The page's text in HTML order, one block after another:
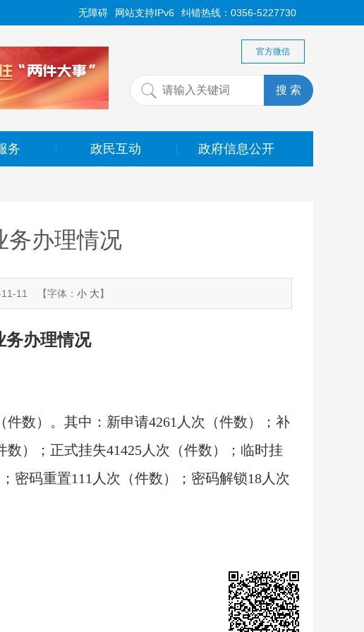
纠错热线：0356-5227730
网站支持IPv6
无障碍
官方微信
务 政民互动 政府信息公开
务办理情况
11 【字体：小 大】
务办理情况
数）。其中：新申请4261人次（件数）；补
）；正式挂失41425人次（件数）；临时挂
密码重置111人次（件数）；密码解锁18人次